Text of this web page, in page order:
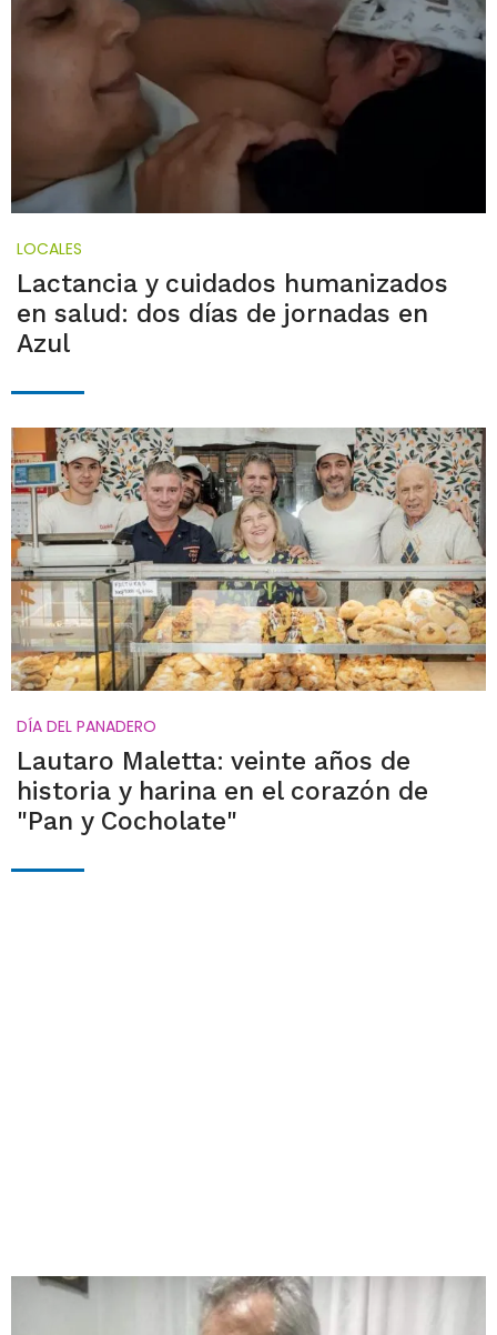
LOCALES
Lactancia y cuidados humanizados
en salud: dos días de jornadas en
Azul
DÍA DEL PANADERO
Lautaro Maletta: veinte años de
historia y harina en el corazón de
"Pan y Cocholate"